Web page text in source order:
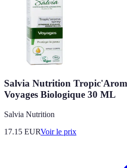
Salvia Nutrition
Voyages Biologique 30 ML
Salvia Nutrition
17.15 EURVoir le prix